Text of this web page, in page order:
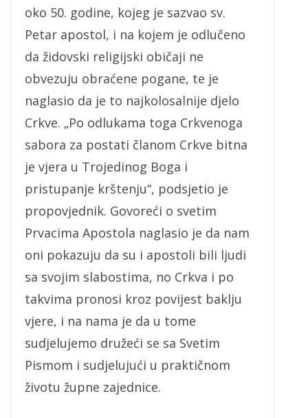
oko 50. godine, kojeg je sazvao sv.
Petar apostol, i na kojem je odlučeno
da židovski religijski običaji ne
obvezuju obraćene pogane, te je
naglasio da je to najkolosalnije djelo
Crkve. „Po odlukama toga Crkvenoga
sabora za postati članom Crkve bitna
je vjera u Trojedinog Boga i
pristupanje krštenju“, podsjetio je
propovjednik. Govoreći o svetim
Prvacima Apostola naglasio je da nam
oni pokazuju da su i apostoli bili ljudi
sa svojim slabostima, no Crkva i po
takvima pronosi kroz povijest baklju
vjere, i na nama je da u tome
sudjelujemo družeći se sa Svetim
Pismom i sudjelujući u praktičnom
životu župne zajednice.